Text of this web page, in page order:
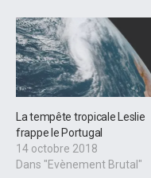
La tempête tropicale Leslie
frappe le Portugal
14 octobre 2018
Dans "Evènement Brutal"